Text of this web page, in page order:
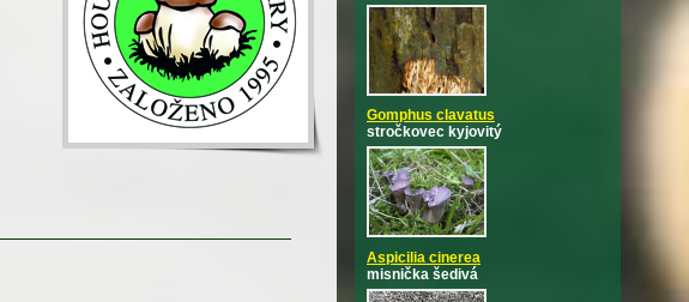
Gomphus clavatus
stročkovec kyjovitý
Aspicilia cinerea
misnička šedivá